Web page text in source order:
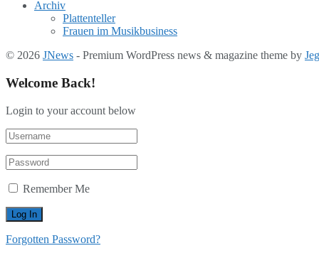
Archiv
Plattenteller
Frauen im Musikbusiness
© 2026 JNews - Premium WordPress news & magazine theme by
Welcome Back!
Login to your account below
Remember Me
Forgotten Password?